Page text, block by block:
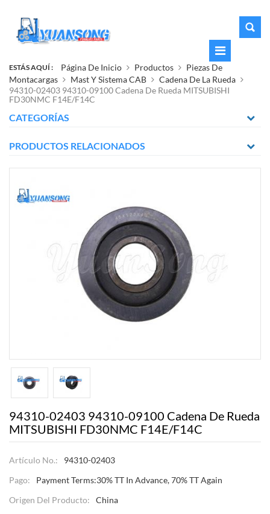
ESTÁS AQUÍ : Página De Inicio Productos
Piezas De
Montacargas
Mast Y Sistema CAB
Cadena De La Rueda
94310-02403 94310-09100 Cadena De Rueda MITSUBISHI
FD30NMC F14E/F14C
CATEGORÍAS
PRODUCTOS RELACIONADOS
94310-02403 94310-09100 Cadena De Rueda
MITSUBISHI FD30NMC F14E/F14C
Artículo No.:
94310-02403
Pago:
Payment Terms:30% TT In Advance, 70% TT Again
Origen Del Producto:
China